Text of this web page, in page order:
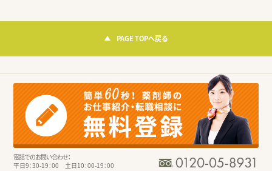
PAGE TOPへ戻る
電話でのお問い合わせ：
平日9：30-19：00 土日10：00-19：00